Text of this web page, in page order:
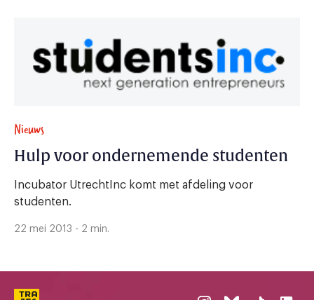
Nieuws
Hulp voor ondernemende studenten
Incubator UtrechtInc komt met afdeling voor
studenten.
22 mei 2013 - 2 min.